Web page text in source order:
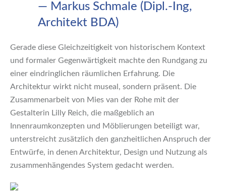
— Markus Schmale (Dipl.-Ing,
Architekt BDA)
Gerade diese Gleichzeitigkeit von historischem Kontext
und formaler Gegenwärtigkeit machte den Rundgang zu
einer eindringlichen räumlichen Erfahrung. Die
Architektur wirkt nicht museal, sondern präsent. Die
Zusammenarbeit von Mies van der Rohe mit der
Gestalterin Lilly Reich, die maßgeblich an
Innenraumkonzepten und Möblierungen beteiligt war,
unterstreicht zusätzlich den ganzheitlichen Anspruch der
Entwürfe, in denen Architektur, Design und Nutzung als
zusammenhängendes System gedacht werden.